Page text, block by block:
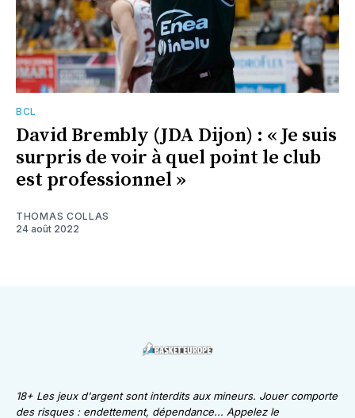
BCL
David Brembly (JDA Dijon) : « Je suis
surpris de voir à quel point le club
est professionnel »
THOMAS COLLAS
24 août 2022
18+ Les jeux d'argent sont interdits aux mineurs. Jouer comporte
des risques : endettement, dépendance... Appelez le